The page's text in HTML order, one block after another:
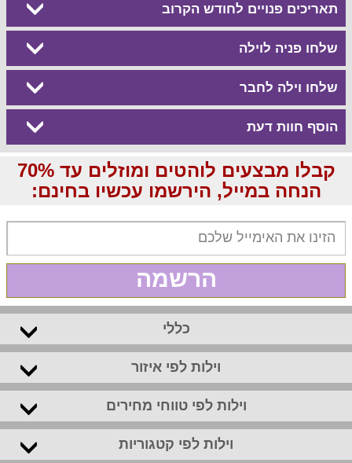
תאריכים פנויים לחודש הקרוב
שלחו פניה לוילה
שלחו וילה לחבר
הוסף חוות דעת
קבלו מבצעים לוהטים ומוזלים עד 70%
הנחה במייל, הירשמו עכשיו בחינם:
הרשמה
כללי
וילות לפי איזור
וילות לפי טווחי מחירים
וילות לפי קטגוריות